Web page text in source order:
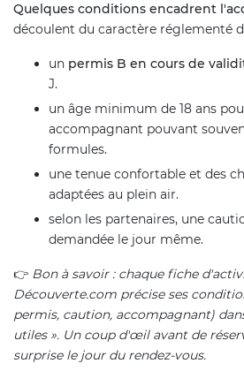
Quelques conditions encadrent
découlent du caractère réglementé
un permis B en cours de
J.
un âge minimum de 18 ans
accompagnant pouvant
formules.
une tenue confortable et des
adaptées au plein air.
selon les partenaires, une
demandée le jour même.
👉 Bon à savoir : chaque fiche
Découverte.com précise ses
permis, caution, accompagnant)
utiles ». Un coup d'œil avant de
surprise le jour du rendez-vous.